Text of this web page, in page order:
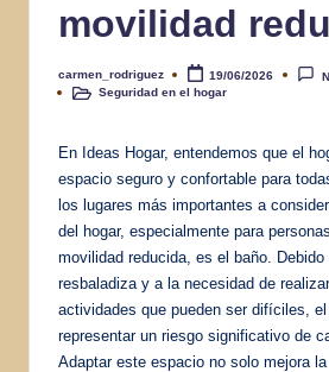
movilidad
Publicado
por
carmen_rodriguez 19/06/2026
PublicadoSeguridad en el hogar
En Ideas Hogar, entendemos que el
espacio seguro y confortable para
los lugares más importantes a
del hogar, especialmente para
movilidad reducida, es el baño.
resbaladiza y a la necesidad de
actividades que pueden ser difíciles,
representar un riesgo significativo de
Adaptar este espacio no solo mejora